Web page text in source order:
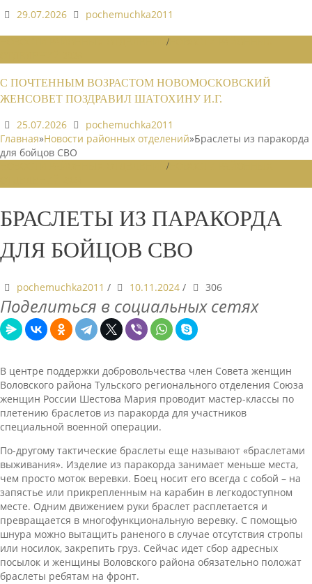
29.07.2026 pochemuchka2011
/
С ПОЧТЕННЫМ ВОЗРАСТОМ НОВОМОСКОВСКИЙ
ЖЕНСОВЕТ ПОЗДРАВИЛ ШАТОХИНУ И.Г.
25.07.2026
pochemuchka2011
Главная»Новости районных отделений»Браслеты из паракорда
для бойцов СВО
/
БРАСЛЕТЫ ИЗ ПАРАКОРДА
ДЛЯ БОЙЦОВ СВО
pochemuchka2011 / 10.11.2024 / 306
Поделиться в социальных сетях
В центре поддержки добровольчества член Совета женщин
Воловского района Тульского регионального отделения Союза
женщин России Шестова Мария проводит мастер-классы по
плетению браслетов из паракорда для участников
специальной военной операции.
По-другому тактические браслеты еще называют «браслетами
выживания». Изделие из паракорда занимает меньше места,
чем просто моток веревки. Боец носит его всегда с собой – на
запястье или прикрепленным на карабин в легкодоступном
месте. Одним движением руки браслет расплетается и
превращается в многофункциональную веревку. С помощью
шнура можно вытащить раненого в случае отсутствия стропы
или носилок, закрепить груз. Сейчас идет сбор адресных
посылок и женщины Воловского района обязательно положат
браслеты ребятам на фронт.